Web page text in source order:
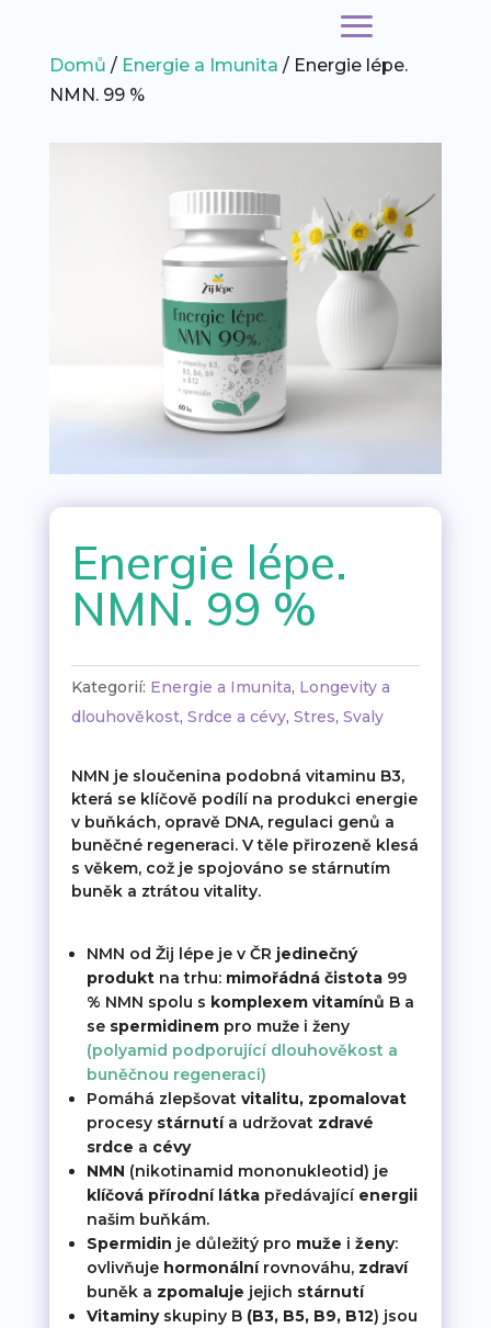
Domů / Energie a Imunita / Energie lépe.
NMN. 99 %
Energie lépe.
NMN. 99 %
Kategorií: Energie a Imunita, Longevity a
dlouhověkost, Srdce a cévy, Stres, Svaly
NMN je sloučenina podobná vitaminu B3,
která se klíčově podílí na produkci energie
v buňkách, opravě DNA, regulaci genů a
buněčné regeneraci. V těle přirozeně klesá
s věkem, což je spojováno se stárnutím
buněk a ztrátou vitality.
NMN od Žij lépe je v ČR jedinečný
produktna trhu: mimořádná čistota99
% NMN spolu s komplexem vitamínů B a
se spermidinempro muže i ženy
(polyamid podporující dlouhověkost a
buněčnou regeneraci)
Pomáhá zlepšovat vitalitu, zpomalovat
procesy stárnutía udržovat zdravé
srdce a cévy
NMN (nikotinamid mononukleotid) je
klíčová přírodní látkapředávající energii
našim buňkám.
Spermidin je důležitý pro muže i ženy:
ovlivňuje hormonálnírovnováhu, zdraví
buněk a zpomaluje jejich stárnutí
Vitaminyskupiny B (B3, B5, B9, B12) jsou